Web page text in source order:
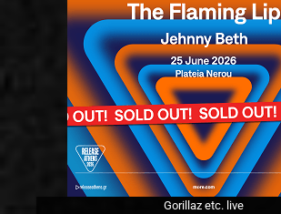
Gorillaz etc. live